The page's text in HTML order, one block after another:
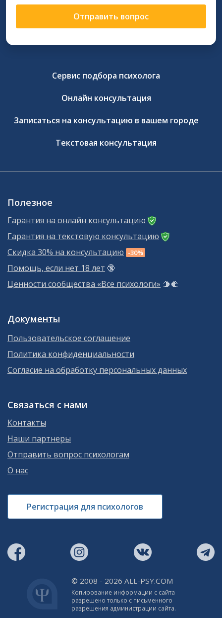
Отправить вопрос
Сервис подбора психолога
Онлайн консультация
Записаться на консультацию в вашем городе
Текстовая консультация
Полезное
Гарантия на онлайн консультацию
Гарантия на текстовую консультацию
Скидка 30% на консультацию -30%
Помощь, если нет 18 лет 🔞
Ценности сообщества «Все психологи» 🫱‍🫲
Документы
Пользовательское соглашение
Политика конфиденциальности
Согласие на обработку персональных данных
Связаться с нами
Контакты
Наши партнеры
Отправить вопрос психологам
О нас
Регистрация для психологов
© 2008 - 2026 ALL-PSY.COM
Копирование информации с сайта
разрешено только с письменного
разрешения администрации сайта.